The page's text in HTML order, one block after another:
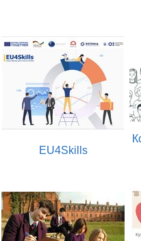
EU4Skills